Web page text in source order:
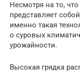
Несмотря на то,
представляет
именно такая
о суровых
урожайности.
Высокая грядка